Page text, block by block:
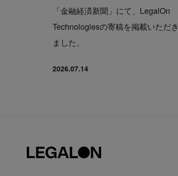
「金融経済新聞」にて、LegalOn
Technologiesの寄稿を掲載いただき
ました。
2026.07.14